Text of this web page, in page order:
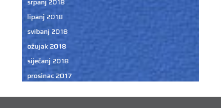
lipanj 2018
svibanj 2018
ožujak 2018
siječanj 2018
prosinac 2017